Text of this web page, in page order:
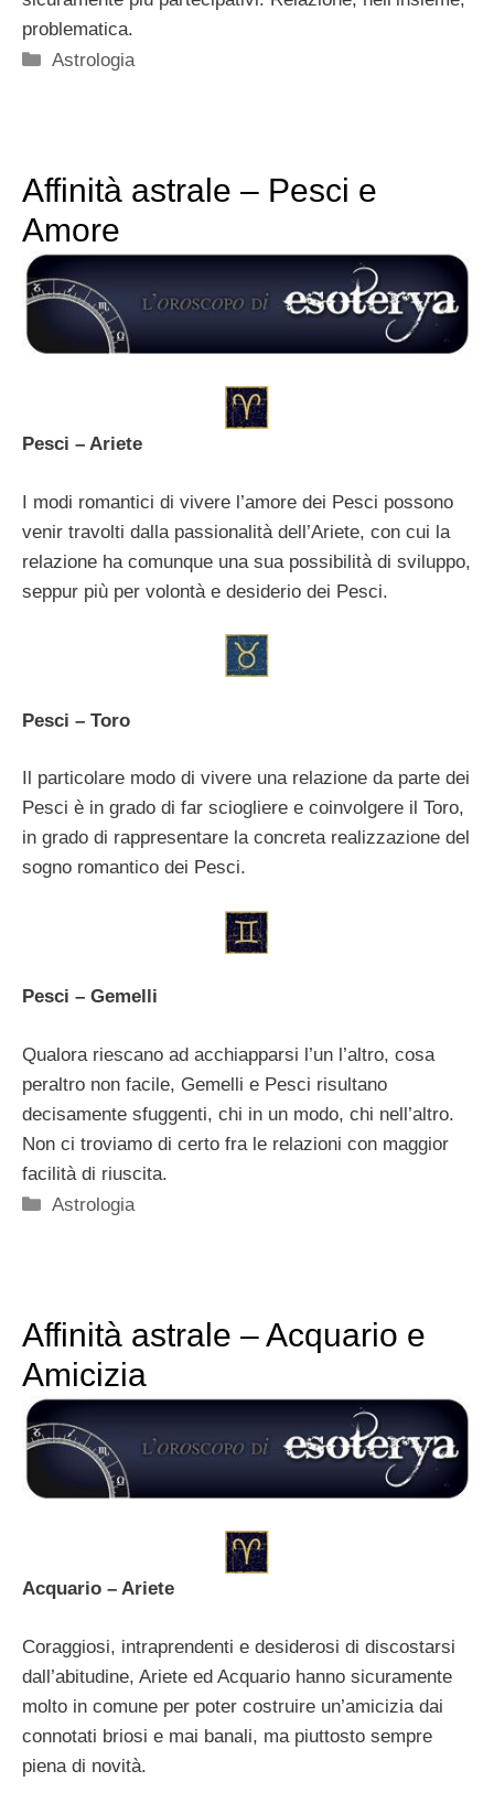
problematica.
Categorie
Astrologia
Affinità astrale – Pesci e
Amore
Pesci – Ariete
I modi romantici di vivere l’amore dei Pesci possono
venir travolti dalla passionalità dell’Ariete, con cui la
relazione ha comunque una sua possibilità di sviluppo,
seppur più per volontà e desiderio dei Pesci.
Pesci – Toro
Il particolare modo di vivere una relazione da parte dei
Pesci è in grado di far sciogliere e coinvolgere il Toro,
in grado di rappresentare la concreta realizzazione del
sogno romantico dei Pesci.
Pesci – Gemelli
Qualora riescano ad acchiapparsi l’un l’altro, cosa
peraltro non facile, Gemelli e Pesci risultano
decisamente sfuggenti, chi in un modo, chi nell’altro.
Non ci troviamo di certo fra le relazioni con maggior
facilità di riuscita.
Categorie
Astrologia
Affinità astrale – Acquario e
Amicizia
Acquario – Ariete
Coraggiosi, intraprendenti e desiderosi di discostarsi
dall’abitudine, Ariete ed Acquario hanno sicuramente
molto in comune per poter costruire un’amicizia dai
connotati briosi e mai banali, ma piuttosto sempre
piena di novità.